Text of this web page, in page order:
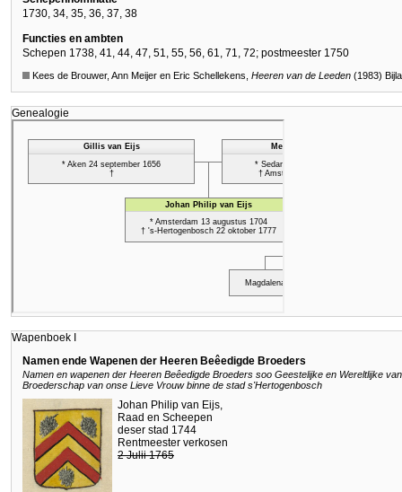
1730, 34, 35, 36, 37, 38
Functies en ambten
Schepen 1738, 41, 44, 47, 51, 55, 56, 61, 71, 72; postmeester 1750
Kees de Brouwer, Ann Meijer en Eric Schellekens, Heeren van de Leeden (1983)
Genealogie
Wapenboek I
Namen ende Wapenen der Heeren Beêedigde Broeders
Namen en wapenen der Heeren Beêedigde Broeders soo Geestelijke en Wereltlijke
Broederschap van onse Lieve Vrouw binne de stad s'Hertogenbosch
Johan Philip van Eijs,
Raad en Scheepen
deser stad 1744
Rentmeester verkosen
2 Julii 1765